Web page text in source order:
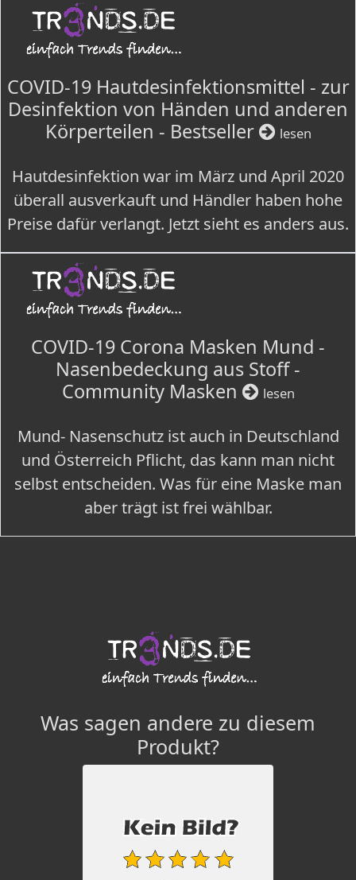
COVID-19 Hautdesinfektionsmittel - zur
Desinfektion von Händen und anderen
Körperteilen - Bestseller
lesen
Hautdesinfektion war im März und April 2020
überall ausverkauft und Händler haben hohe
Preise dafür verlangt. Jetzt sieht es anders aus.
COVID-19 Corona Masken Mund -
Nasenbedeckung aus Stoff -
Community Masken
lesen
Mund- Nasenschutz ist auch in Deutschland
und Österreich Pflicht, das kann man nicht
selbst entscheiden. Was für eine Maske man
aber trägt ist frei wählbar.
Was sagen andere zu diesem
Produkt?